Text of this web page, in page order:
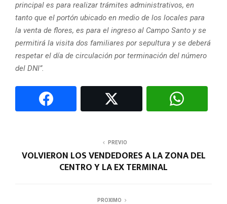
principal es para realizar trámites administrativos, en
tanto que el portón ubicado en medio de los locales para
la venta de flores, es para el ingreso al Campo Santo y se
permitirá la visita dos familiares por sepultura y se deberá
respetar el día de circulación por terminación del número
del DNI”.
PREVIO
VOLVIERON LOS VENDEDORES A LA ZONA DEL
CENTRO Y LA EX TERMINAL
PROXIMO